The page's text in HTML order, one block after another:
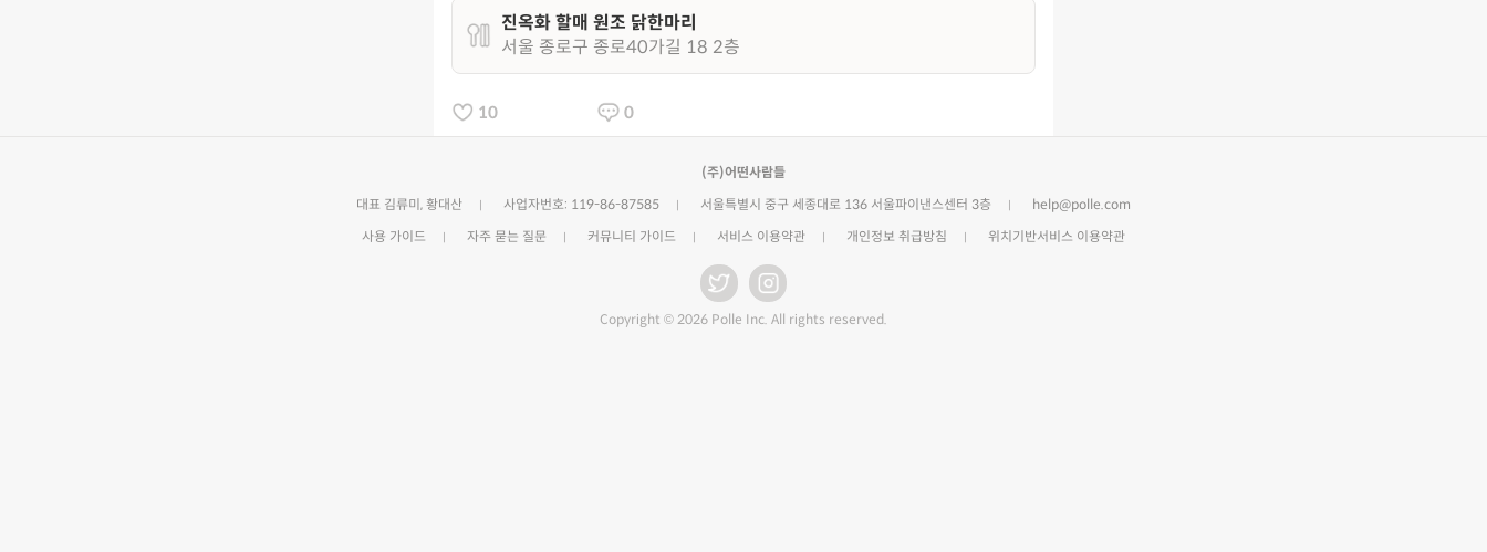
진옥화 할매 원조 닭한마리
서울 종로구 종로40가길 18 2층
10 0
(주)어떤사람들
대표 김류미, 황대산
사업자번호: 119-86-87585 서울특별시 중구 세종대로 136 서울파이낸스센터 3층
help@polle.com
사용 가이드
자주 묻는 질문 커뮤니티 가이드 서비스 이용약관 개인정보 취급방침 위치기반서비스 이용약관
Copyright © 2026 Polle Inc. All rights reserved.